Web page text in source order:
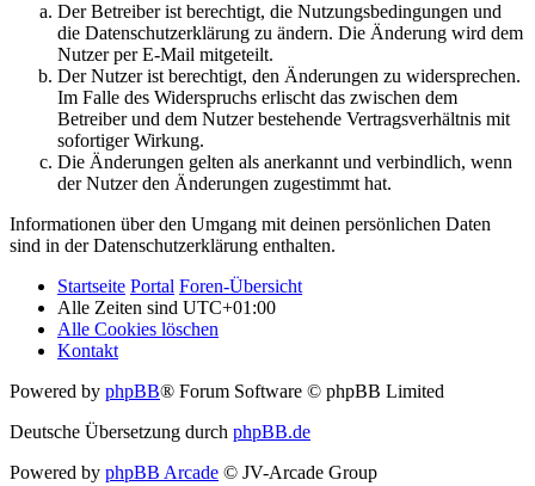
Der Betreiber ist berechtigt, die Nutzungsbedingungen und
die Datenschutzerklärung zu ändern. Die Änderung wird dem
Nutzer per E-Mail mitgeteilt.
Der Nutzer ist berechtigt, den Änderungen zu widersprechen.
Im Falle des Widerspruchs erlischt das zwischen dem
Betreiber und dem Nutzer bestehende Vertragsverhältnis mit
sofortiger Wirkung.
Die Änderungen gelten als anerkannt und verbindlich, wenn
der Nutzer den Änderungen zugestimmt hat.
Informationen über den Umgang mit deinen persönlichen Daten
sind in der Datenschutzerklärung enthalten.
Startseite Portal Foren-Übersicht
Alle Zeiten sind UTC+01:00
Alle Cookies löschen
Kontakt
Powered by phpBB® Forum Software © phpBB Limited
Deutsche Übersetzung durch phpBB.de
Powered by phpBB Arcade © JV-Arcade Group